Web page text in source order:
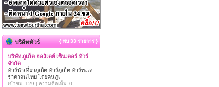
บริษัททัวร์ { พบ 33 รายการ }
บริษัท ภูเก็ต ฮอลิเดย์ เซ็นเตอร์ ทัวร์
จำกัด
ทัวร์นำเที่ยวภูเก็ต ทัวร์ภูเก็ต ทัวร์ทะเล
ราคาคนไทย โดยคนภูเ
เข้าชม: 129 | ความคิดเห็น: 0